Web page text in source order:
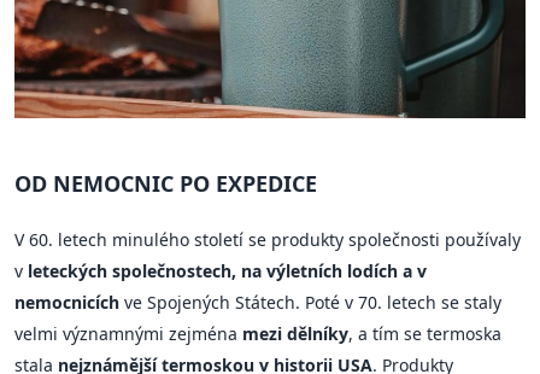
OD NEMOCNIC PO EXPEDICE
V 60. letech minulého století se produkty společnosti používaly
v leteckých společnostech, na výletních lodích a v
nemocnicích ve Spojených Státech. Poté v 70. letech se staly
velmi významnými zejména mezi dělníky, a tím se termoska
stala nejznámější termoskou v historii USA. Produkty